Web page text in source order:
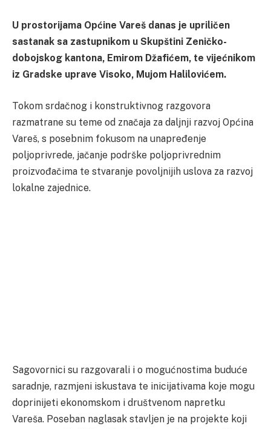
U prostorijama Općine Vareš danas je upriličen
sastanak sa zastupnikom u Skupštini Zeničko-
dobojskog kantona, Emirom Džafićem, te vijećnikom
iz Gradske uprave Visoko, Mujom Halilovićem.
Tokom srdačnog i konstruktivnog razgovora
razmatrane su teme od značaja za daljnji razvoj Općina
Vareš, s posebnim fokusom na unapređenje
poljoprivrede, jačanje podrške poljoprivrednim
proizvođačima te stvaranje povoljnijih uslova za razvoj
lokalne zajednice.
Sagovornici su razgovarali i o mogućnostima buduće
saradnje, razmjeni iskustava te inicijativama koje mogu
doprinijeti ekonomskom i društvenom napretku
Vareša. Poseban naglasak stavljen je na projekte koji